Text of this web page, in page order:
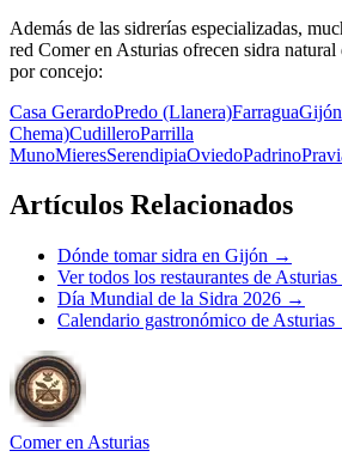
Además de las sidrerías especializadas,
red Comer en Asturias ofrecen sidra
por concejo:
Casa GerardoPredo (Llanera)FarraguaGijón
Chema)CudilleroParrilla
MunoMieresSerendipiaOviedoPadrino
Artículos Relacionados
Dónde tomar sidra en Gijón →
Ver todos los restaurantes de
Día Mundial de la Sidra 2026 →
Calendario gastronómico de
Comer en Asturias